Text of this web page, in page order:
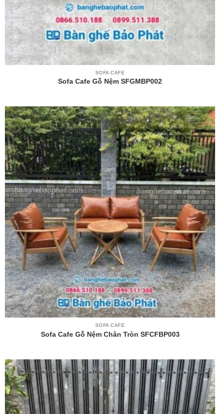
SOFA CAFE
Sofa Cafe Gỗ Nệm SFGMBP002
SOFA CAFE
Sofa Cafe Gỗ Nệm Chân Tròn SFCFBP003